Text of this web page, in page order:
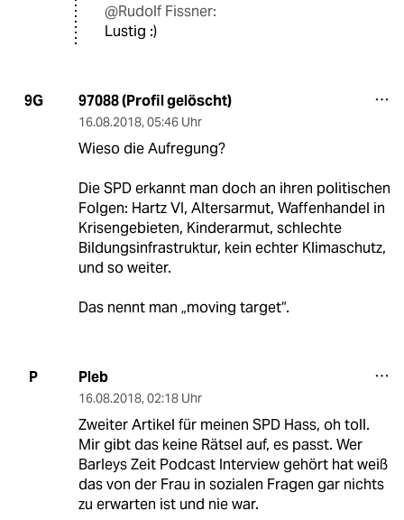
@Rudolf Fissner:
Lustig :)
9G 97088 (Profil gelöscht)
16.08.2018, 05:46 Uhr
Wieso die Aufregung?
Die SPD erkannt man doch an ihren politischen
Folgen: Hartz VI, Altersarmut, Waffenhandel in
Krisengebieten, Kinderarmut, schlechte
Bildungsinfrastruktur, kein echter Klimaschutz,
und so weiter.
Das nennt man „moving target“.
P Pleb
16.08.2018, 02:18 Uhr
Zweiter Artikel für meinen SPD Hass, oh toll.
Mir gibt das keine Rätsel auf, es passt. Wer
Barleys Zeit Podcast Interview gehört hat weiß
das von der Frau in sozialen Fragen gar nichts
zu erwarten ist und nie war.